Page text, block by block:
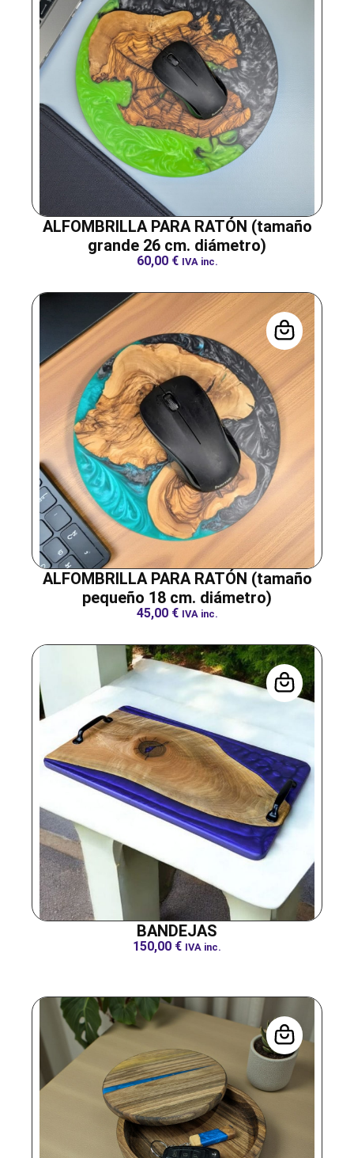
ALFOMBRILLA PARA RATÓN (tamaño
grande 26 cm. diámetro)
60,00 € IVA inc.
ALFOMBRILLA PARA RATÓN (tamaño
pequeño 18 cm. diámetro)
45,00 € IVA inc.
BANDEJAS
150,00 € IVA inc.